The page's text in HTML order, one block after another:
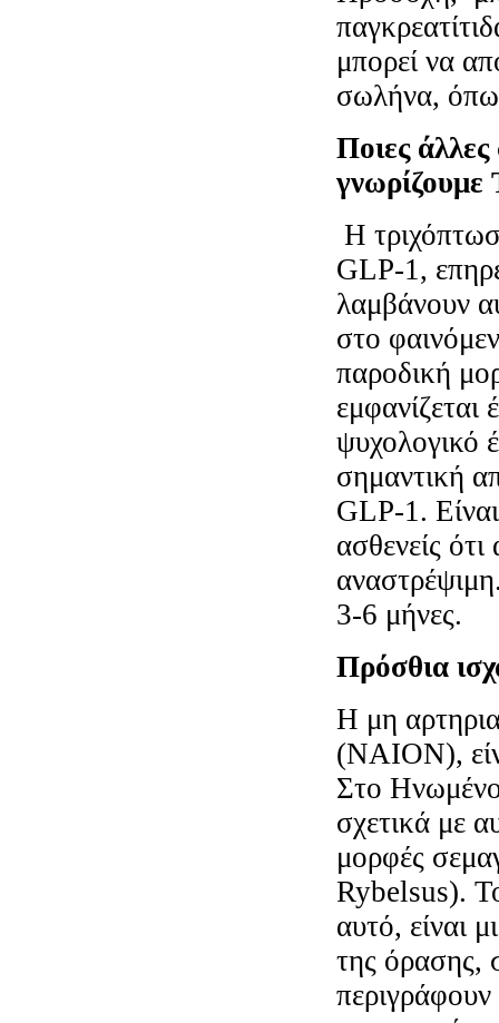
μπορεί να
σωλήνα,
Ποιες άλλες
γνωρίζουμε
Η
GLP-1,
λαμβάνουν
στο
παροδική
ψυχολογικό
σημαντική
GLP-1.
ασθενείς
3-6 μήνες.
Πρόσθια
Η μη
(NAION),
Στο
σχετικά με
μορφές
Rybelsus).
αυτό, είναι
της όρασης,